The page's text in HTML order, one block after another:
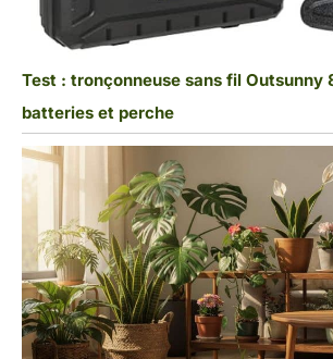
Test : tronçonneuse sans fil Outsunny
batteries et perche